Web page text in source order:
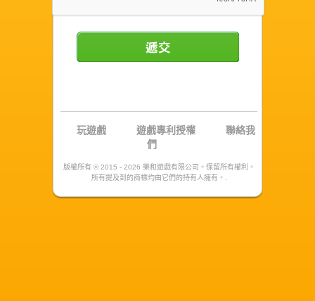
玩遊戲 遊戲專利授權
聯絡我
們
版權所有 © 2015 - 2026 樂和遊戲有限公司。保留所有權利。
所有提及到的商標均由它們的持有人擁有。.